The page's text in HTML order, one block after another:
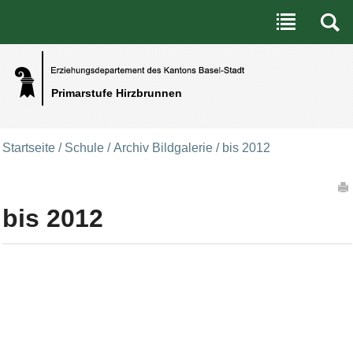
Primarstufe Hirzbrunnen
Benutzerspezifische Werkzeuge
Direkt zum Inhalt|Direkt zur Navigation
Startseite / Schule /Archiv Bildgalerie / bis 2012
bis 2012